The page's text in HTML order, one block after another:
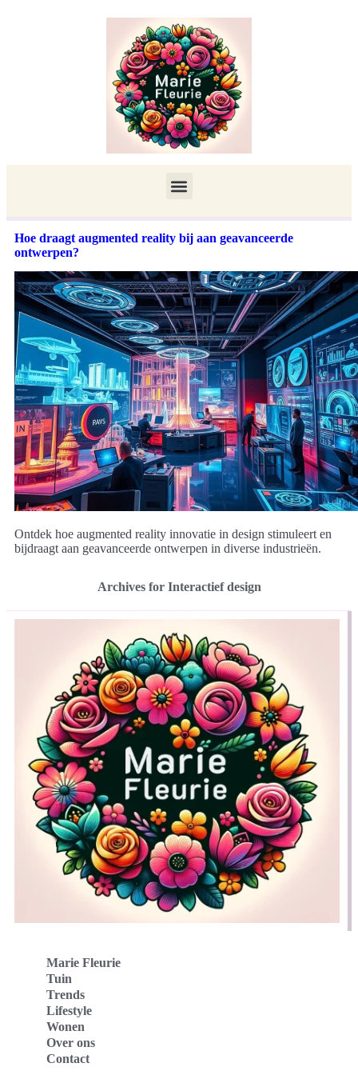
Hoe draagt augmented reality bij aan geavanceerde
ontwerpen?
Ontdek hoe augmented reality innovatie in design stimuleert en
bijdraagt aan geavanceerde ontwerpen in diverse industrieën.
Archives for Interactief design
Marie Fleurie
Tuin
Trends
Lifestyle
Wonen
Over ons
Contact